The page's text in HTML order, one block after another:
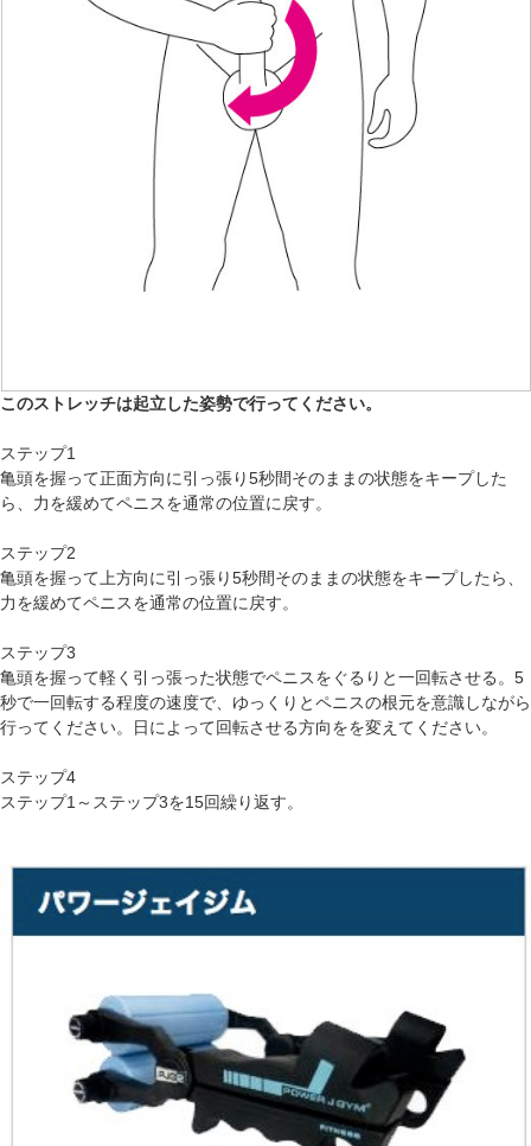
このストレッチは起立した姿勢で行ってください。
ステップ1
亀頭を握って正面方向に引っ張り5秒間そのままの状態をキープした
ら、力を緩めてペニスを通常の位置に戻す。
ステップ2
亀頭を握って上方向に引っ張り5秒間そのままの状態をキープしたら、
力を緩めてペニスを通常の位置に戻す。
ステップ3
亀頭を握って軽く引っ張った状態でペニスをぐるりと一回転させる。5
秒で一回転する程度の速度で、ゆっくりとペニスの根元を意識しながら
行ってください。日によって回転させる方向をを変えてください。
ステップ4
ステップ1～ステップ3を15回繰り返す。